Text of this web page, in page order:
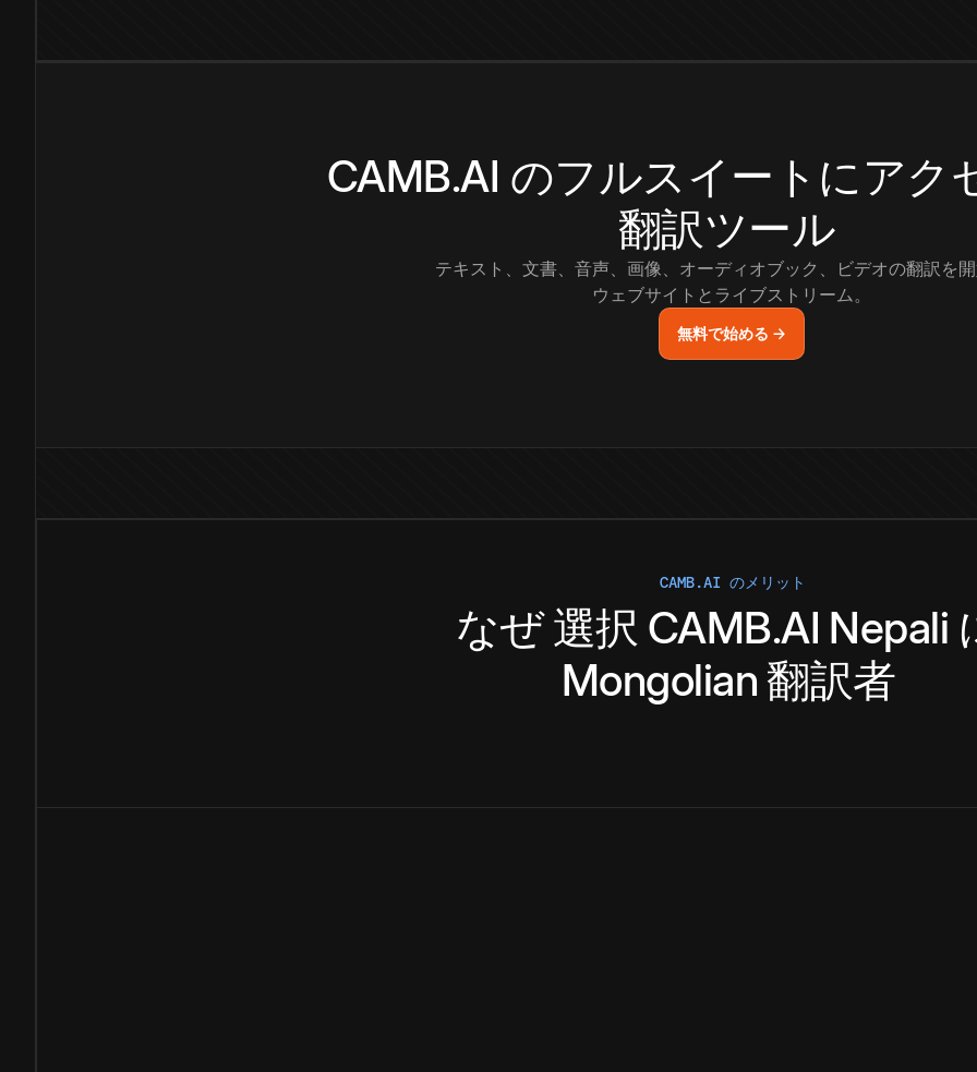
CAMB.AI のフルスイートにアク
翻訳ツール
テキスト、文書、音声、画像、オーディオブック、ビデオの翻訳を
ウェブサイトとライブストリーム。
無料で始める →
CAMB.AI のメリット
なぜ選択 CAMB.AI Nepali
Mongolian 翻訳者